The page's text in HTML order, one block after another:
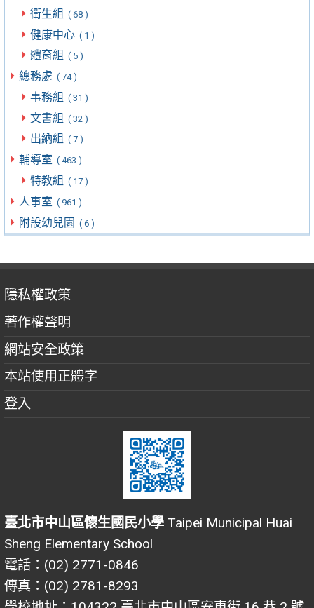
衛生組 ( 68 )
健康中心 ( 1 )
體育組 ( 5 )
總務處 ( 74 )
事務組 ( 31 )
文書組 ( 32 )
出納組 ( 7 )
輔導室 ( 463 )
特教組 ( 17 )
人事室 ( 961 )
附設幼兒園 ( 6 )
隱私權政策
著作權聲明
網站安全政策
本站使用正體字
登入
臺北市中山區懷生國民小學 Taipei Municipal Huai
Sheng Elementary School
電話：(02) 2771-0846
傳真：(02) 2781-8293